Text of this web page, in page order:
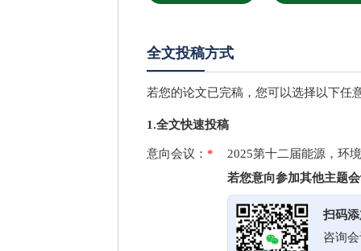
全文投稿方式
若您的论文已完稿，您可以选择以下任
1.全文快速投稿
意向会议： *
2025第十二届能源，环
若您意向参加其他主题
扫码
咨询